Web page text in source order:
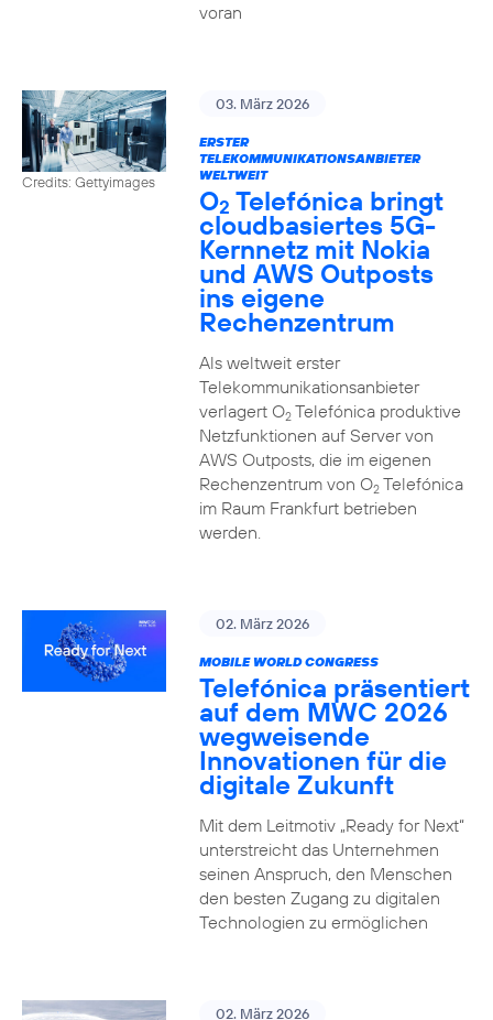
voran
Credits: Gettyimages
03. März 2026
ERSTER
TELEKOMMUNIKATIONSANBIETER
WELTWEIT
O2 Telefónica bringt
cloudbasiertes 5G-
Kernnetz mit Nokia
und AWS Outposts
ins eigene
Rechenzentrum
Als weltweit erster
Telekommunikationsanbieter
verlagert O2Telefónica produktive
Netzfunktionen auf Server von
AWS Outposts, die im eigenen
Rechenzentrum von O2Telefónica
im Raum Frankfurt betrieben
werden.
02. März 2026
MOBILE WORLD CONGRESS
Telefónica präsentiert
auf dem MWC 2026
wegweisende
Innovationen für die
digitale Zukunft
Mit dem Leitmotiv „Ready for Next“
unterstreicht das Unternehmen
seinen Anspruch, den Menschen
den besten Zugang zu digitalen
Technologien zu ermöglichen
02. März 2026